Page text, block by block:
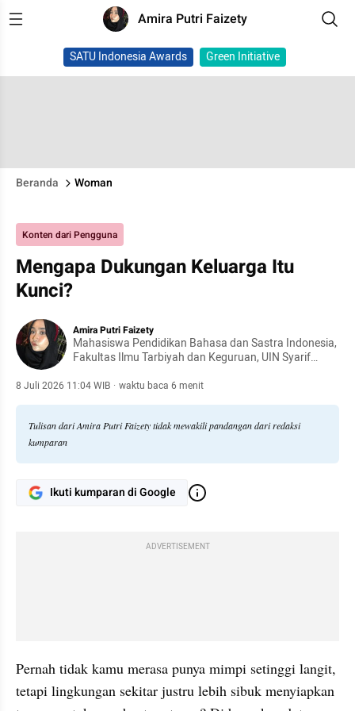
Amira Putri Faizety
SATU Indonesia Awards Green Initiative
Beranda Woman
Konten dari Pengguna
Mengapa Dukungan Keluarga Itu
Kunci?
Amira Putri Faizety
Mahasiswa Pendidikan Bahasa dan Sastra Indonesia,
Fakultas Ilmu Tarbiyah dan Keguruan, UIN Syarif
8 Juli 2026 11:04 WIB · waktu baca 6 menit
Tulisan dari Amira Putri Faizety tidak mewakili pandangan dari redaksi
kumparan
Ikuti kumparan di Google
ADVERTISEMENT
Pernah tidak kamu merasa punya mimpi setinggi langit,
tetapi lingkungan sekitar justru lebih sibuk menyiapkan